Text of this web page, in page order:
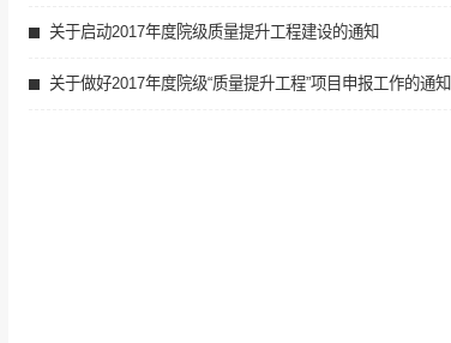
关于启动2017年度院级质量提升工程建设的通知
关于做好2017年度院级“质量提升工程”项目申报工作的通知